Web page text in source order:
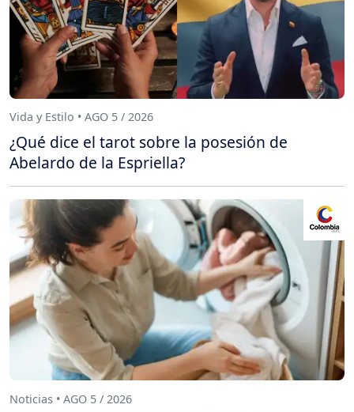
Vida y Estilo • AGO 5 / 2026
¿Qué dice el tarot sobre la posesión de
Abelardo de la Espriella?
Noticias • AGO 5 / 2026